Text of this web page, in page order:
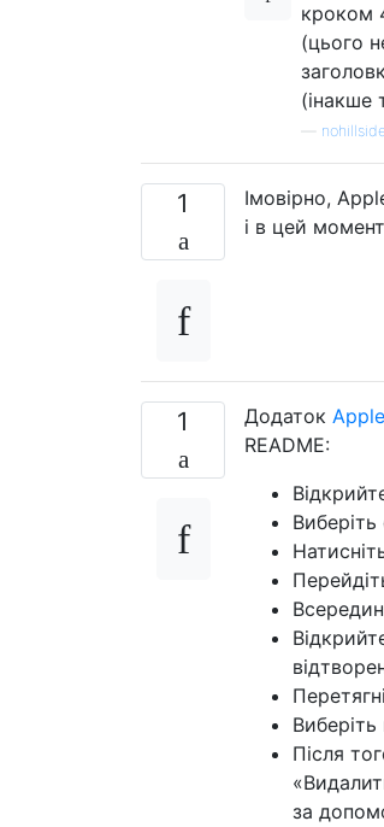
кроком
(цього
(інакше
1
Імовірно,
і в цей
1 Додаток
README:
Після
за